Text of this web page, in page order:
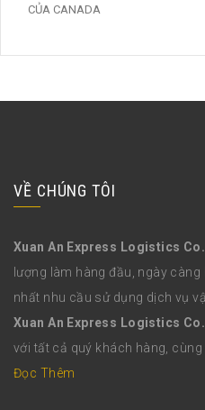
CỦA CANADA
VỀ CHÚNG TÔI
Xuan An Express Logistics
lượng làm hàng đầu, ngày
nhất nhu cầu sử dụng dịch vụ
Xuan An Express Logistics
với tất cả quý khách hàng,
Đọc Thêm